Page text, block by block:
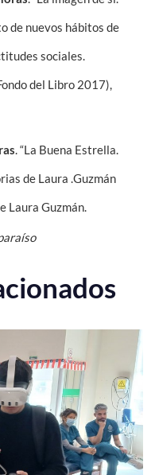
de nuevos hábitos de
sociales.
del Libro 2017),
. “La Buena Estrella.
de Laura .Guzmán
Laura Guzmán.